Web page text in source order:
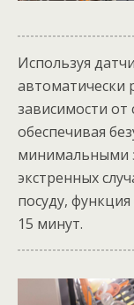
Используя
автоматически
зависимости от
обеспечивая
минимальными
экстренных
посуду, функция
15 минут.